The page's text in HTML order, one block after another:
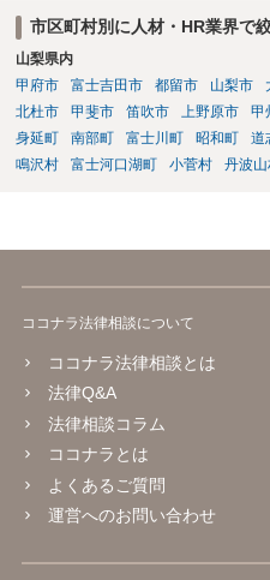
市区町村別に人材・HR業界で
山梨県内
甲府市
富士吉田市 都留市 山梨市
北杜市
甲斐市 笛吹市 上野原市 甲
身延町
南部町 富士川町 昭和町 道
鳴沢村
富士河口湖町 小菅村 丹波山
ココナラ法律相談について
ココナラ法律相談とは
法律Q&A
法律相談コラム
ココナラとは
よくあるご質問
運営へのお問い合わせ